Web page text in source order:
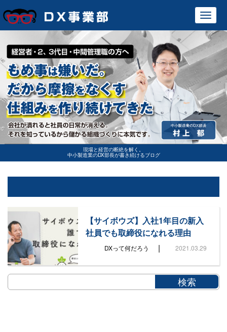
現場と経営の断絶を解く。
中小製造業のDX部長が書き続けるブログ
【サイボウズ】入社1年目の新入
社員でも取締役になれる理由
DXって何だろう | 2021.03.29